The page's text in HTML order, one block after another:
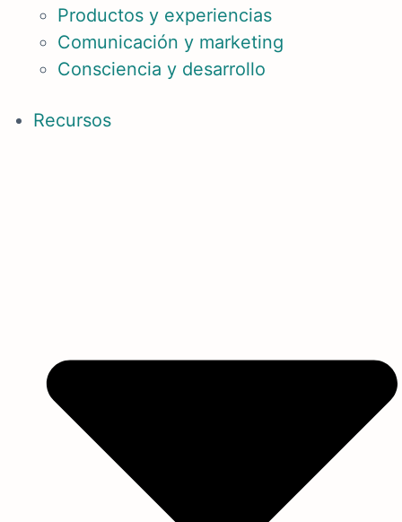
Productos y experiencias
Comunicación y marketing
Consciencia y desarrollo
Recursos